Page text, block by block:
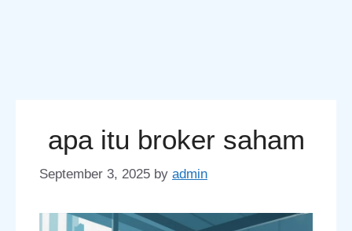
apa itu broker saham
September 3, 2025 by admin